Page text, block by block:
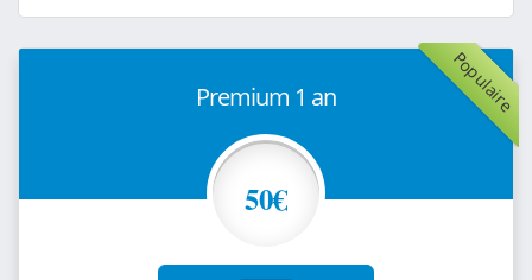
Populaire
Premium 1 an
50€